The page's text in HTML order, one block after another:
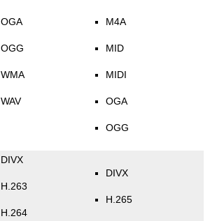
OGA
OGG
WMA
WAV
M4A
MID
MIDI
OGA
OGG
DIVX
H.263
H.264
DIVX
H.265